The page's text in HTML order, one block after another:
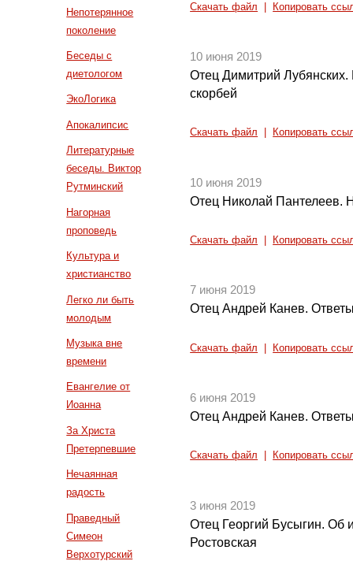
Непотерянное
поколение
Беседы с
диетологом
ЭкоЛогика
Апокалипсис
Литературные
беседы. Виктор
Рутминский
Нагорная
проповедь
Культура и
христианство
Легко ли быть
молодым
Музыка вне
времени
Евангелие от
Иоанна
За Христа
Претерпевшие
Нечаянная
радость
Праведный
Симеон
Верхотурский
Скачать файл Копировать
10 июня 2019
Отец Димитрий Лубянских.
скорбей
Скачать файл Копировать
10 июня 2019
Отец Николай Пантелеев.
Скачать файл Копировать
7 июня 2019
Отец Андрей Канев.
Скачать файл Копировать
6 июня 2019
Отец Андрей Канев.
Скачать файл Копировать
3 июня 2019
Отец Георгий Бусыгин. Об
Ростовская